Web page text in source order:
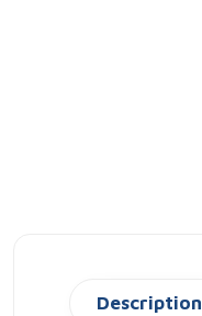
Description